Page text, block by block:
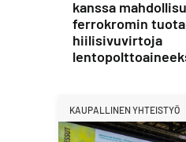
kanssa
ferrokromin
hiilisivuvirtoja
KAUPALLINEN YHTEISTYÖ